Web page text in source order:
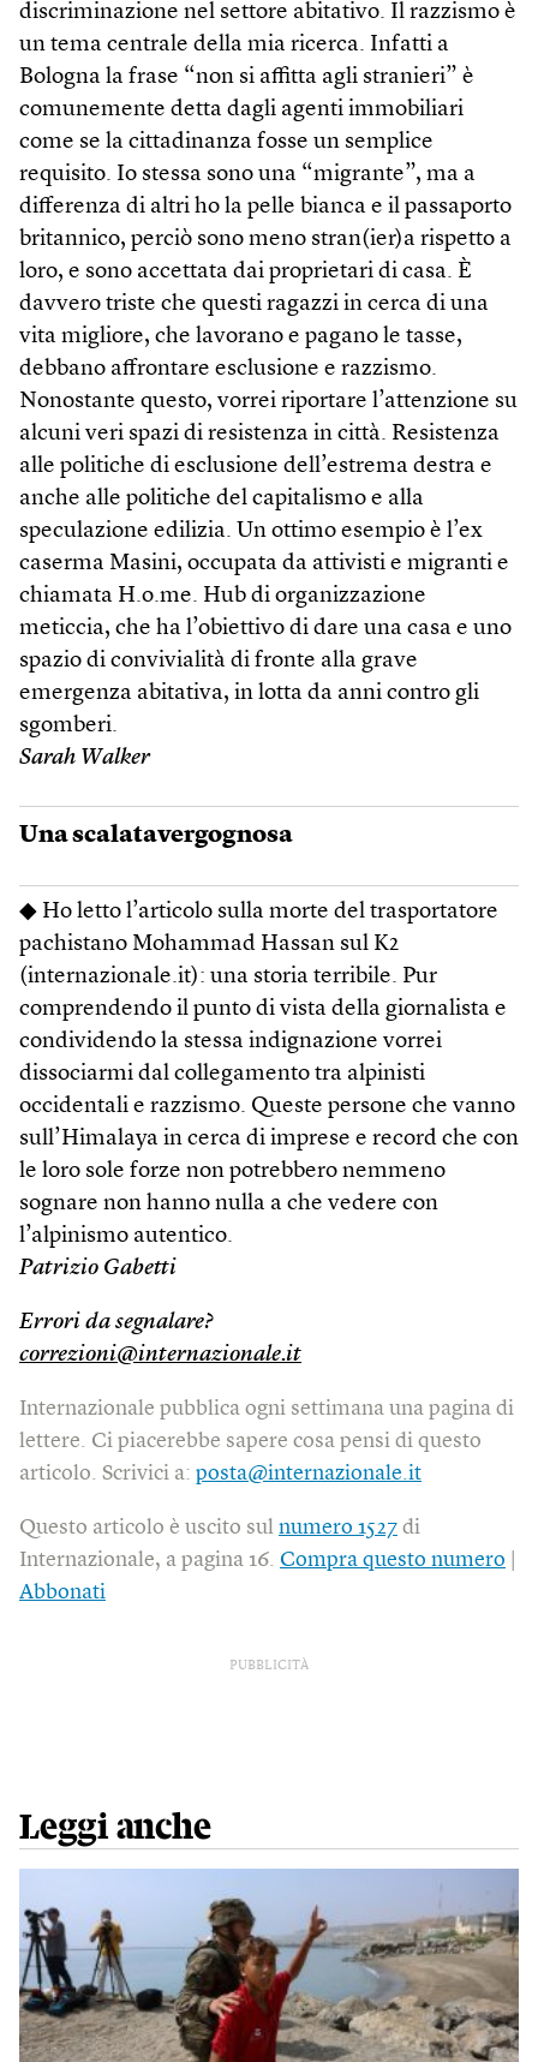
discriminazione nel settore abitativo. Il razzismo è
un tema centrale della mia ricerca. Infatti a
Bologna la frase “non si affitta agli stranieri” è
comunemente detta dagli agenti immobiliari
come se la cittadinanza fosse un semplice
requisito. Io stessa sono una “migrante”, ma a
differenza di altri ho la pelle bianca e il passaporto
britannico, perciò sono meno stran(ier)a rispetto a
loro, e sono accettata dai proprietari di casa. È
davvero triste che questi ragazzi in cerca di una
vita migliore, che lavorano e pagano le tasse,
debbano affrontare esclusione e razzismo.
Nonostante questo, vorrei riportare l’attenzione su
alcuni veri spazi di resistenza in città. Resistenza
alle politiche di esclusione dell’estrema destra e
anche alle politiche del capitalismo e alla
speculazione edilizia. Un ottimo esempio è l’ex
caserma Masini, occupata da attivisti e migranti e
chiamata H.o.me. Hub di organizzazione
meticcia, che ha l’obiettivo di dare una casa e uno
spazio di convivialità di fronte alla grave
emergenza abitativa, in lotta da anni contro gli
sgomberi.
Sarah Walker
Una scalatavergognosa
◆ Ho letto l’articolo sulla morte del trasportatore
pachistano Mohammad Hassan sul K2
(internazionale.it): una storia terribile. Pur
comprendendo il punto di vista della giornalista e
condividendo la stessa indignazione vorrei
dissociarmi dal collegamento tra alpinisti
occidentali e razzismo. Queste persone che vanno
sull’Himalaya in cerca di imprese e record che con
le loro sole forze non potrebbero nemmeno
sognare non hanno nulla a che vedere con
l’alpinismo autentico.
Patrizio Gabetti
Errori da segnalare?
correzioni@internazionale.it
Internazionale pubblica ogni settimana una pagina di
lettere. Ci piacerebbe sapere cosa pensi di questo
articolo. Scrivici a: posta@internazionale.it
Questo articolo è uscito sul numero 1527 di
Internazionale, a pagina 16. Compra questo numero
Abbonati
PUBBLICITÀ
Leggi anche